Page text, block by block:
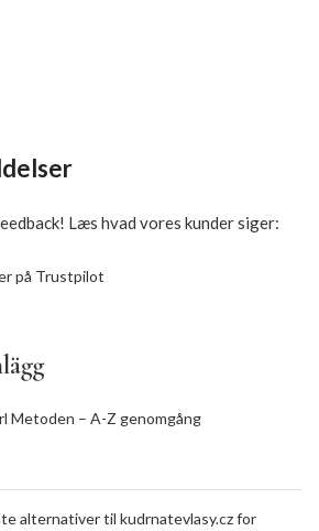
Læs hvad vores kunder siger:
på Trustpilot
Metoden – A-Z genomgång
alternativer til kudrnatevlasy.cz for